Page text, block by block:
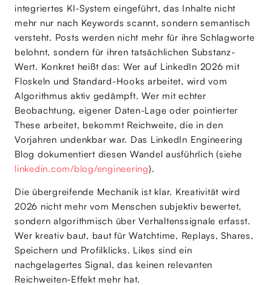
integriertes KI-System eingeführt, das Inhalte nicht
mehr nur nach Keywords scannt, sondern semantisch
versteht. Posts werden nicht mehr für ihre Schlagworte
belohnt, sondern für ihren tatsächlichen Substanz-
Wert. Konkret heißt das: Wer auf LinkedIn 2026 mit
Floskeln und Standard-Hooks arbeitet, wird vom
Algorithmus aktiv gedämpft. Wer mit echter
Beobachtung, eigener Daten-Lage oder pointierter
These arbeitet, bekommt Reichweite, die in den
Vorjahren undenkbar war. Das LinkedIn Engineering
Blog dokumentiert diesen Wandel ausführlich (siehe
linkedin.com/blog/engineering).
Die übergreifende Mechanik ist klar. Kreativität wird
2026 nicht mehr vom Menschen subjektiv bewertet,
sondern algorithmisch über Verhaltenssignale erfasst.
Wer kreativ baut, baut für Watchtime, Replays, Shares,
Speichern und Profilklicks. Likes sind ein
nachgelagertes Signal, das keinen relevanten
Reichweiten-Effekt mehr hat.